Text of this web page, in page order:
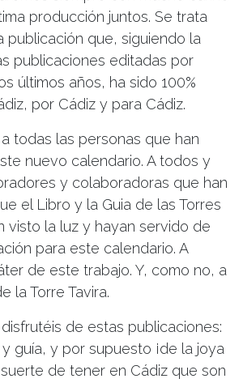
producción juntos. Se trata
publicación que, siguiendo la
publicaciones editadas por
últimos años, ha sido 100%
por Cádiz y para Cádiz.
todas las personas que han
nuevo calendario. A todos y
y colaboradoras que han
el Libro y la Guia de las Torres
visto la luz y hayan servido de
para este calendario. A
de este trabajo. Y, como no, a
la Torre Tavira.
de estas publicaciones:
guía, y por supuesto ¡de la joya
de tener en Cádiz que son